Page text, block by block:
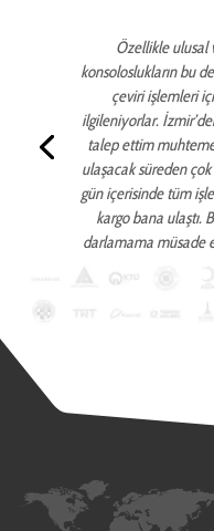
Özellikle ulusal
konsoloslukların bu
çeviri işlemleri
ilgileniyorlar.
talep ettim
ulaşacak süreden
gün içerisinde tüm
kargo bana ulaştı.
darlamama müsade